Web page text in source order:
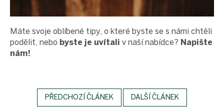
Máte svoje oblíbené tipy, o které byste se s námi chtěli
podělit, nebo byste je uvítali v naší nabídce? Napište
nám!
PŘEDCHOZÍ ČLÁNEK DALŠÍ ČLÁNEK